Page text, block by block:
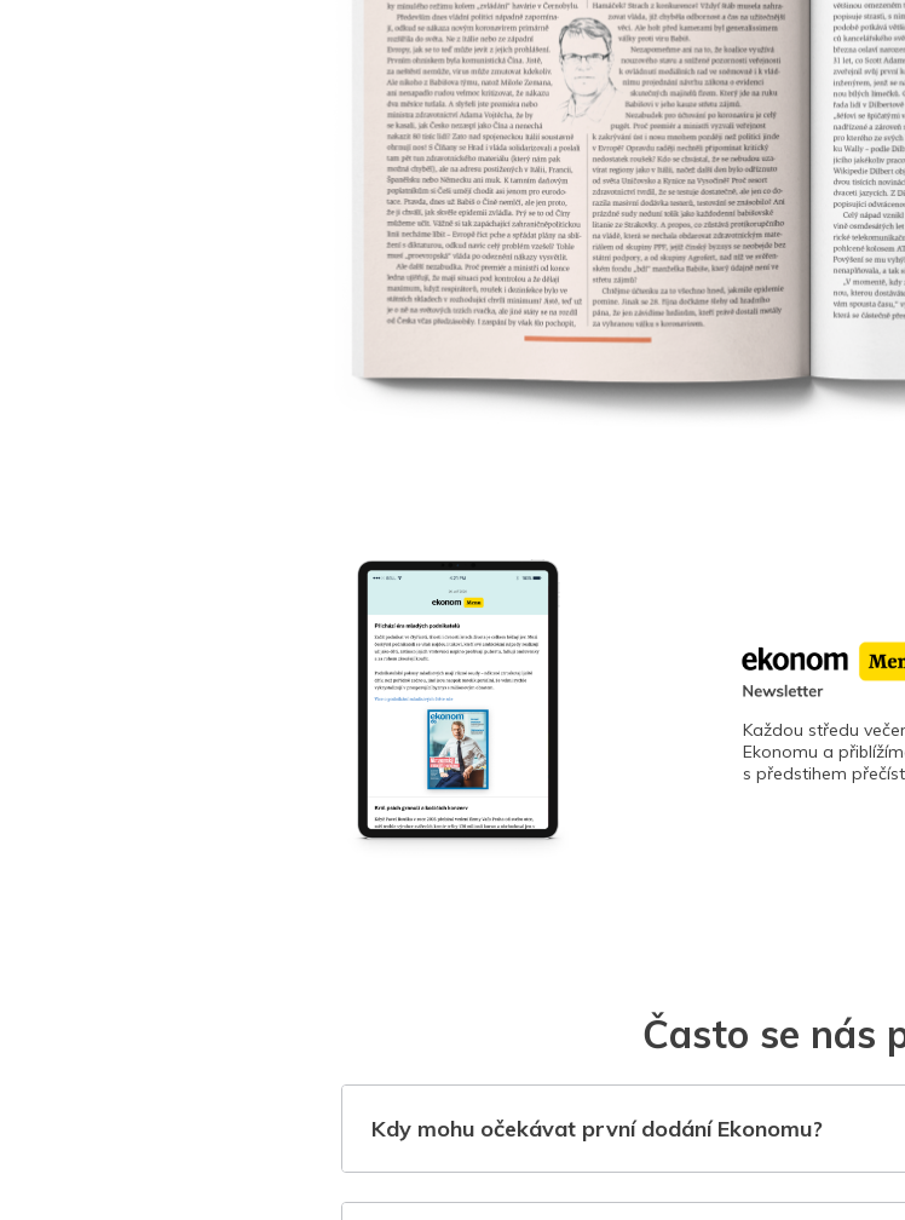
Každou středu
Ekonomu a
s předstihem
Často se nás
Kdy mohu očekávat první dodání Ekonomu?